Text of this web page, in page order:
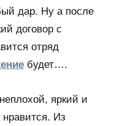
дар. Ну а после
договор с
отряд
будет….
яркий и
Из